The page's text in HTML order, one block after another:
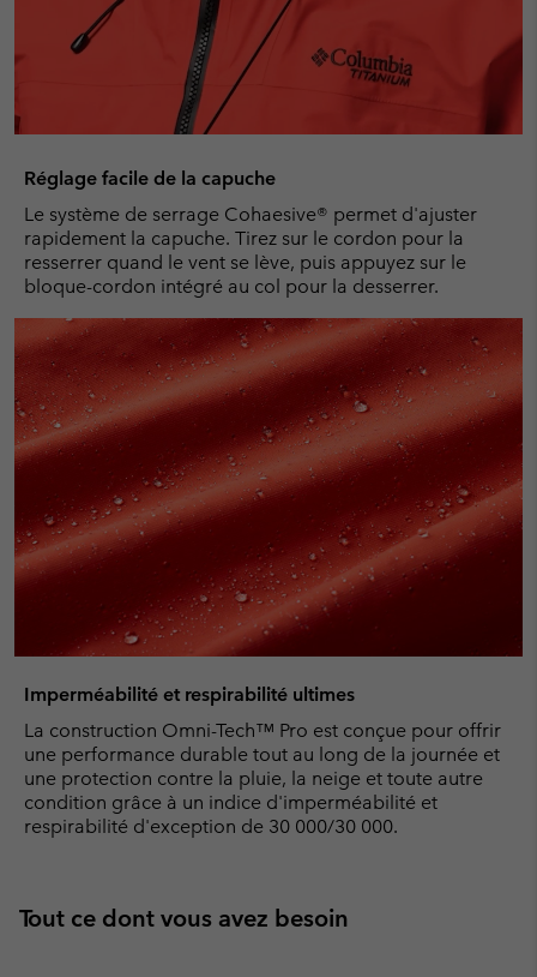
Réglage facile de la capuche
Le système de serrage Cohaesive® permet d'ajuster
rapidement la capuche. Tirez sur le cordon pour la
resserrer quand le vent se lève, puis appuyez sur le
bloque-cordon intégré au col pour la desserrer.
Imperméabilité et respirabilité ultimes
La construction Omni-Tech™ Pro est conçue pour offrir
une performance durable tout au long de la journée et
une protection contre la pluie, la neige et toute autre
condition grâce à un indice d'imperméabilité et
respirabilité d'exception de 30 000/30 000.
Tout ce dont vous avez besoin